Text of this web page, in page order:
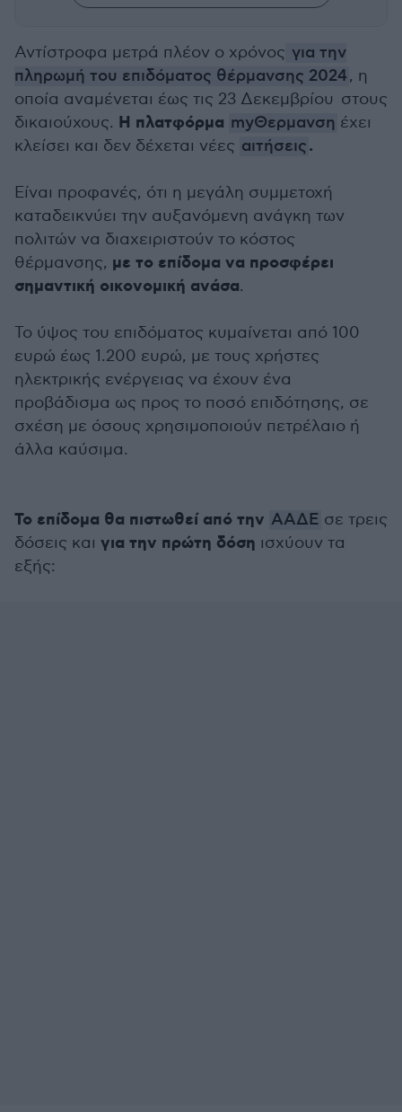
Αντίστροφα μετρά πλέον ο χρόνος για την
πληρωμή του επιδόματος θέρμανσης 2024, η
οποία αναμένεται έως τις 23 Δεκεμβρίου στους
δικαιούχους. Η πλατφόρμα myΘερμανση έχει
κλείσει και δεν δέχεται νέες αιτήσεις.
Είναι προφανές, ότι η μεγάλη συμμετοχή
καταδεικνύει την αυξανόμενη ανάγκη των
πολιτών να διαχειριστούν το κόστος
θέρμανσης, με το επίδομα να προσφέρει
σημαντική οικονομική ανάσα.
Το ύψος του επιδόματος κυμαίνεται από 100
ευρώ έως 1.200 ευρώ, με τους χρήστες
ηλεκτρικής ενέργειας να έχουν ένα
προβάδισμα ως προς το ποσό επιδότησης, σε
σχέση με όσους χρησιμοποιούν πετρέλαιο ή
άλλα καύσιμα.
Το επίδομα θα πιστωθεί από την ΑΑΔΕ σε τρεις
δόσεις και για την πρώτη δόση ισχύουν τα
εξής: